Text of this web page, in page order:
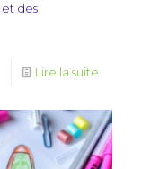
et des
Lire la suite